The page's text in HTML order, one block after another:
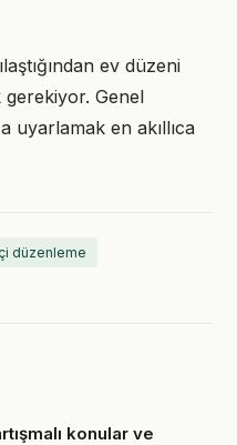
ev düzeni
gerekiyor. Genel
uyarlamak en akıllıca
düzenleme
konular ve